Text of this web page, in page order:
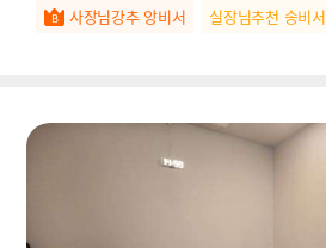
사장님강추 앙비서 실장님추천 송비서